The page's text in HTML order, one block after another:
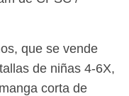
que se vende
de niñas 4-6X,
corta de